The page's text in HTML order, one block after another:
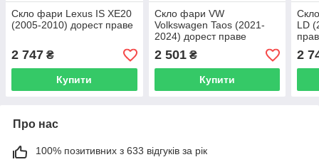
Скло фари Lexus IS XE20
(2005-2010) дорест праве
2 747 ₴
Купити
Скло фари VW
Volkswagen Taos (2021-
2024) дорест праве
2 501₴
Купити
LD
2
Про нас
100% позитивних з 633 відгуків за рік